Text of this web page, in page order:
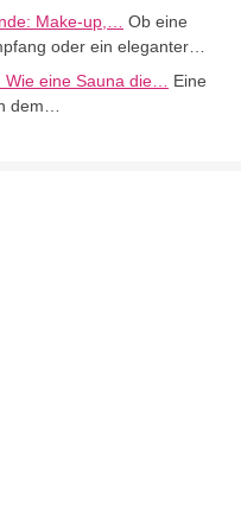
Make-up,…
Ob eine
oder ein eleganter…
eine Sauna die…
Eine
dem…